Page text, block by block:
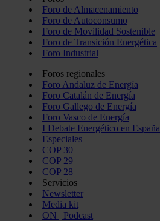
Foro de Almacenamiento
Foro de Autoconsumo
Foro de Movilidad Sostenible
Foro de Transición Energética
Foro Industrial
Foros regionales
Foro Andaluz de Energía
Foro Catalán de Energía
Foro Gallego de Energía
Foro Vasco de Energía
I Debate Energético en España
Especiales
COP 30
COP 29
COP 28
Servicios
Newsletter
Media kit
ON | Podcast